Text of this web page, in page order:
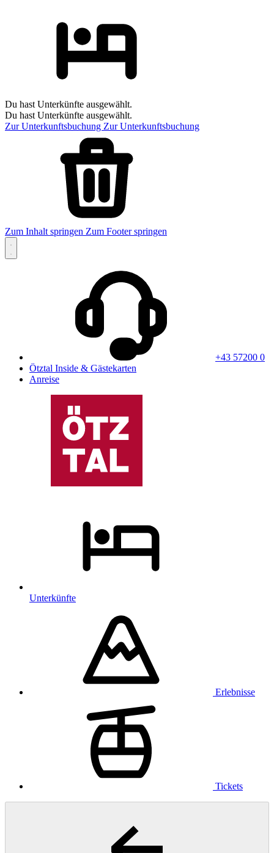
Du hast Unterkünfte ausgewählt.
Du hast Unterkünfte ausgewählt.
Zur Unterkunftsbuchung Zur Unterkunftsbuchung
Zum Inhalt springen Zum Footer springen
+43 57200 0
Ötztal Inside & Gästekarten
Anreise
Unterkünfte
Erlebnisse
Tickets